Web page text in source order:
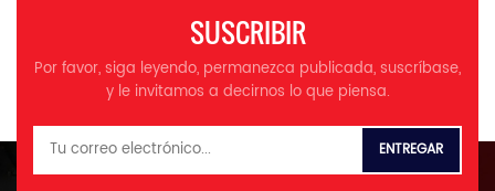
SUSCRIBIR
Por favor, siga leyendo, permanezca publicada, suscríbase,
y le invitamos a decirnos lo que piensa.